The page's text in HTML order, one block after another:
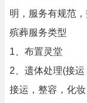
明，服务有规范
殡葬服务类型
1、布置灵堂
2、遗体处理(接
接运，整容，化妆